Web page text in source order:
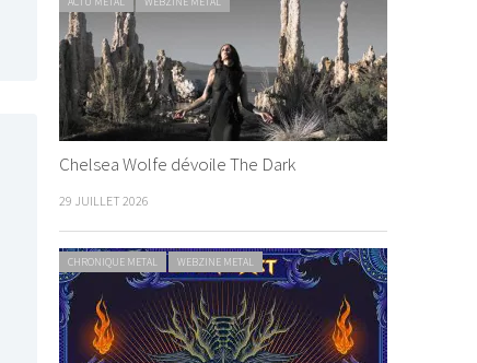
Chelsea Wolfe dévoile The Dark
29 JUILLET 2026
CHRONIQUE METAL WEBZINE METAL